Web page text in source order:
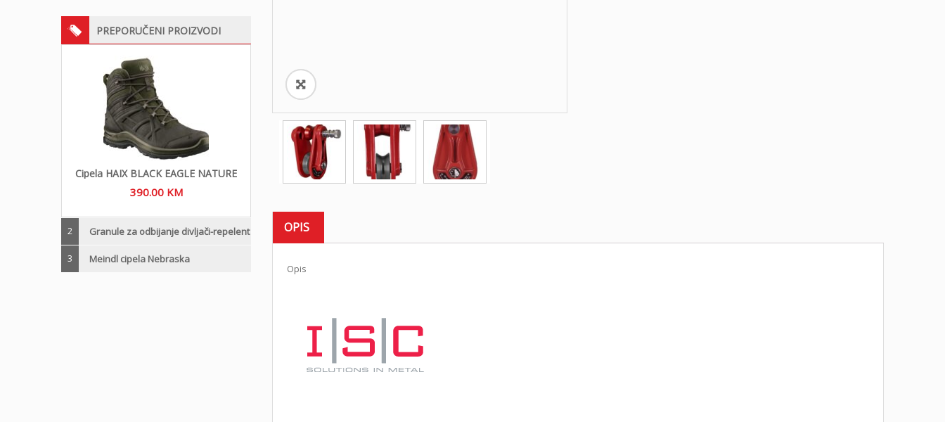
PREPORUČENI PROIZVODI
Cipela HAIX BLACK EAGLE NATURE
390.00 KM
2 Granule za odbijanje divljači-repelent
3 Meindl cipela Nebraska
OPIS
Opis